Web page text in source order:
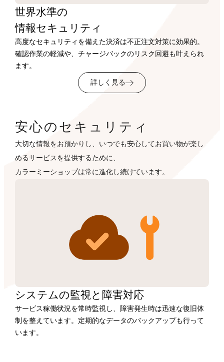
世界水準の
情報セキュリティ
高度なセキュリティを備えた決済は不正注文対策に効果的。
確認作業の軽減や、チャージバックのリスク回避も叶えられ
ます。
詳しく見る
安心のセキュリティ
大切な情報をお預かりし、いつでも安心してお買い物が楽し
めるサービスを提供するために、
カラーミーショップは常に進化し続けています。
システムの監視と障害対応
サービス稼働状況を常時監視し、障害発生時は迅速な復旧体
制を整えています。定期的なデータのバックアップも行って
います。